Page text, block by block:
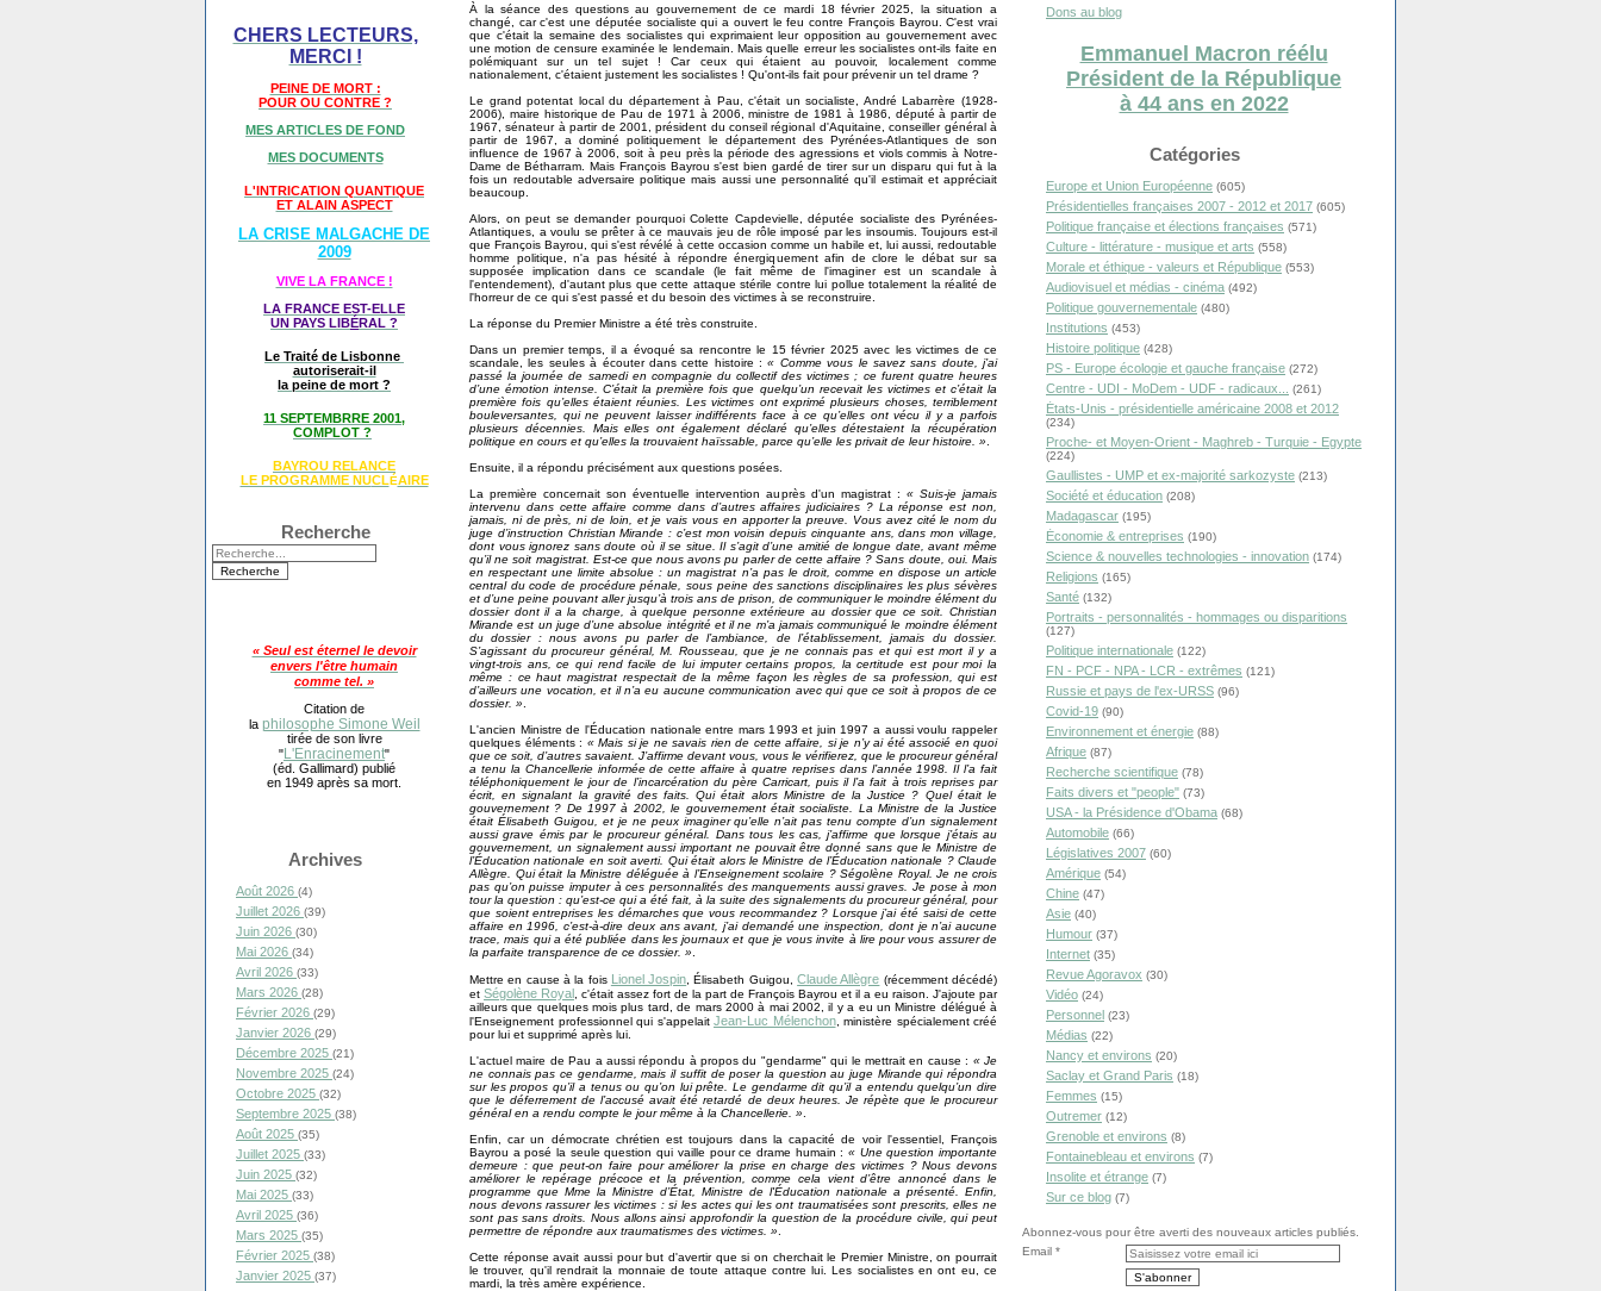
CHERS LECTEURS,
MERCI !
PEINE DE MORT :
POUR OU CONTRE ?
MES ARTICLES DE FOND
MES DOCUMENTS
L'INTRICATION QUANTIQUE
ET ALAIN ASPECT
LA CRISE MALGACHE DE
2009
VIVE LA FRANCE !
LA FRANCE EST-ELLE
UN PAYS LIBÉRAL ?
Le Traité de Lisbonne
autoriserait-il
la peine de mort ?
11 SEPTEMBRRE 2001,
COMPLOT ?
BAYROU RELANCE
LE PROGRAMME NUCLÉAIRE
Recherche
« Seul est éternel le devoir
envers l'être humain
comme tel. »
Citation de
la philosophe Simone Weil
tirée de son livre
"L'Enracinement"
(éd. Gallimard) publié
en 1949 après sa mort.
Archives
Août 2026 (4)
Juillet 2026 (39)
Juin 2026 (30)
Mai 2026 (34)
Avril 2026 (33)
Mars 2026 (28)
Février 2026 (29)
Janvier 2026 (29)
Décembre 2025 (21)
Novembre 2025 (24)
Octobre 2025 (32)
Septembre 2025 (38)
Août 2025 (35)
Juillet 2025 (33)
Juin 2025 (32)
Mai 2025 (33)
Avril 2025 (36)
Mars 2025 (35)
Février 2025 (38)
Janvier 2025 (37)
À la séance des questions au gouvernement de ce mardi 18 février 2025, la situation a
changé, car c'est une députée socialiste qui a ouvert le feu contre François Bayrou. C'est vrai
que c'était la semaine des socialistes qui exprimaient leur opposition au gouvernement avec
une motion de censure examinée le lendemain. Mais quelle erreur les socialistes ont-ils faite en
polémiquant sur un tel sujet ! Car ceux qui étaient au pouvoir, localement comme
nationalement, c'étaient justement les socialistes ! Qu'ont-ils fait pour prévenir un tel drame ?
Le grand potentat local du département à Pau, c'était un socialiste, André Labarrère (1928-
2006), maire historique de Pau de 1971 à 2006, ministre de 1981 à 1986, député à partir de
1967, sénateur à partir de 2001, président du conseil régional d'Aquitaine, conseiller général à
partir de 1967, a dominé politiquement le département des Pyrénées-Atlantiques de son
influence de 1967 à 2006, soit à peu près la période des agressions et viols commis à Notre-
Dame de Bétharram. Mais François Bayrou s'est bien gardé de tirer sur un disparu qui fut à la
fois un redoutable adversaire politique mais aussi une personnalité qu'il estimait et appréciait
beaucoup.
Alors, on peut se demander pourquoi Colette Capdevielle, députée socialiste des Pyrénées-
Atlantiques, a voulu se prêter à ce mauvais jeu de rôle imposé par les insoumis. Toujours est-il
que François Bayrou, qui s'est révélé à cette occasion comme un habile et, lui aussi, redoutable
homme politique, n'a pas hésité à répondre énergiquement afin de clore le débat sur sa
supposée implication dans ce scandale (le fait même de l'imaginer est un scandale à
l'entendement), d'autant plus que cette attaque stérile contre lui pollue totalement la réalité de
l'horreur de ce qui s'est passé et du besoin des victimes à se reconstruire.
La réponse du Premier Ministre a été très construite.
Dans un premier temps, il a évoqué sa rencontre le 15 février 2025 avec les victimes de ce
scandale, les seules à écouter dans cette histoire :« Comme vous le savez sans doute, j’ai
passé la journée de samedi en compagnie du collectif des victimes ; ce furent quatre heures
d’une émotion intense. C’était la première fois que quelqu’un recevait les victimes et c’était la
première fois qu’elles étaient réunies. Les victimes ont exprimé plusieurs choses, terriblement
bouleversantes, qui ne peuvent laisser indifférents face à ce qu’elles ont vécu il y a parfois
plusieurs décennies. Mais elles ont également déclaré qu’elles détestaient la récupération
politique en cours et qu’elles la trouvaient haïssable, parce qu’elle les privait de leur histoire. »
Ensuite, il a répondu précisément aux questions posées.
La première concernait son éventuelle intervention auprès d'un magistrat : « Suis-je jamais
intervenu dans cette affaire comme dans d’autres affaires judiciaires ? La réponse est non,
jamais, ni de près, ni de loin, et je vais vous en apporter la preuve. Vous avez cité le nom du
juge d’instruction Christian Mirande : c’est mon voisin depuis cinquante ans, dans mon village,
dont vous ignorez sans doute où il se situe. Il s’agit d’une amitié de longue date, avant même
qu’il ne soit magistrat. Est-ce que nous avons pu parler de cette affaire ? Sans doute, oui. Mais
en respectant une limite absolue : un magistrat n’a pas le droit, comme en dispose un article
central du code de procédure pénale, sous peine des sanctions disciplinaires les plus sévères
et d’une peine pouvant aller jusqu’à trois ans de prison, de communiquer le moindre élément du
dossier dont il a la charge, à quelque personne extérieure au dossier que ce soit. Christian
Mirande est un juge d’une absolue intégrité et il ne m’a jamais communiqué le moindre élément
du dossier : nous avons pu parler de l’ambiance, de l’établissement, jamais du dossier.
S’agissant du procureur général, M. Rousseau, que je ne connais pas et qui est mort il y a
vingt-trois ans, ce qui rend facile de lui imputer certains propos, la certitude est pour moi la
même : ce haut magistrat respectait de la même façon les règles de sa profession, qui est
d’ailleurs une vocation, et il n’a eu aucune communication avec qui que ce soit à propos de ce
dossier. »
L'ancien Ministre de l'Éducation nationale entre mars 1993 et juin 1997 a aussi voulu rappeler
quelques éléments : « Mais si je ne savais rien de cette affaire, si je n’y ai été associé en quoi
que ce soit, d’autres savaient. J’affirme devant vous, vous le vérifierez, que le procureur général
a tenu la Chancellerie informée de cette affaire à quatre reprises dans l’année 1998. Il l’a fait
téléphoniquement le jour de l’incarcération du père Carricart, puis il l’a fait à trois reprises par
écrit, en signalant la gravité des faits. Qui était alors Ministre de la Justice ? Quel était le
gouvernement ? De 1997 à 2002, le gouvernement était socialiste. La Ministre de la Justice
était Élisabeth Guigou, et je ne peux imaginer qu’elle n’ait pas tenu compte d’un signalement
aussi grave émis par le procureur général. Dans tous les cas, j’affirme que lorsque j’étais au
gouvernement, un signalement aussi important ne pouvait être donné sans que le Ministre de
l’Éducation nationale en soit averti. Qui était alors le Ministre de l’Éducation nationale ? Claude
Allègre. Qui était la Ministre déléguée à l’Enseignement scolaire ? Ségolène Royal. Je ne crois
pas qu’on puisse imputer à ces personnalités des manquements aussi graves. Je pose à mon
tour la question : qu’est-ce qui a été fait, à la suite des signalements du procureur général, pour
que soient entreprises les démarches que vous recommandez ? Lorsque j’ai été saisi de cette
affaire en 1996, c’est-à-dire deux ans avant, j’ai demandé une inspection, dont je n’ai aucune
trace, mais qui a été publiée dans les journaux et que je vous invite à lire pour vous assurer de
la parfaite transparence de ce dossier. »
Mettre en cause à la fois Lionel Jospin , Élisabeth Guigou,Claude Allègre (récemment décédé)
et Ségolène Royal , c'était assez fort de la part de François Bayrou et il a eu raison. J'ajoute par
ailleurs que quelques mois plus tard, de mars 2000 à mai 2002, il y a eu un Ministre délégué à
l'Enseignement professionnel qui s'appelait Jean-Luc Mélenchon, ministère spécialement créé
pour lui et supprimé après lui.
L'actuel maire de Pau a aussi répondu à propos du "gendarme" qui le mettrait en cause : « Je
ne connais pas ce gendarme, mais il suffit de poser la question au juge Mirande qui répondra
sur les propos qu’il a tenus ou qu’on lui prête. Le gendarme dit qu’il a entendu quelqu’un dire
que le déferrement de l’accusé avait été retardé de deux heures. Je répète que le procureur
général en a rendu compte le jour même à la Chancellerie. »
Enfin, car un démocrate chrétien est toujours dans la capacité de voir l'essentiel, François
Bayrou a posé la seule question qui vaille pour ce drame humain : « Une question importante
demeure : que peut-on faire pour améliorer la prise en charge des victimes ? Nous devons
améliorer le repérage précoce et la prévention, comme cela vient d’être annoncé dans le
programme que Mme la Ministre d’État, Ministre de l'Éducation nationale a présenté. Enfin,
nous devons rassurer les victimes : si les actes qui les ont traumatisées sont prescrits, elles ne
sont pas sans droits. Nous allons ainsi approfondir la question de la procédure civile, qui peut
permettre de répondre aux traumatismes des victimes. »
Cette réponse avait aussi pour but d'avertir que si on cherchait le Premier Ministre, on pourrait
le trouver, qu'il rendrait la monnaie de toute attaque contre lui. Les socialistes en ont eu, ce
mardi, la très amère expérience.
Dons au blog
Emmanuel Macron réélu
Président de la République
à 44 ans en 2022
Catégories
Europe et Union Européenne (605)
Présidentielles françaises 2007 - 2012 et 2017 (605)
Politique française et élections françaises (571)
Culture - littérature - musique et arts (558)
Morale et éthique - valeurs et République (553)
Audiovisuel et médias - cinéma (492)
Politique gouvernementale (480)
Institutions (453)
Histoire politique (428)
PS - Europe écologie et gauche française (272)
Centre - UDI - MoDem - UDF - radicaux... (261)
États-Unis - présidentielle américaine 2008 et 2012
(234)
Proche- et Moyen-Orient - Maghreb - Turquie - Egypte
(224)
Gaullistes - UMP et ex-majorité sarkozyste (213)
Société et éducation (208)
Madagascar (195)
Économie & entreprises (190)
Science & nouvelles technologies - innovation (174)
Religions (165)
Santé (132)
Portraits - personnalités - hommages ou disparitions
(127)
Politique internationale (122)
FN - PCF - NPA - LCR - extrêmes (121)
Russie et pays de l'ex-URSS (96)
Covid-19 (90)
Environnement et énergie (88)
Afrique (87)
Recherche scientifique (78)
Faits divers et "people" (73)
USA - la Présidence d'Obama (68)
Automobile (66)
Législatives 2007 (60)
Amérique (54)
Chine (47)
Asie (40)
Humour (37)
Internet (35)
Revue Agoravox (30)
Vidéo (24)
Personnel (23)
Médias (22)
Nancy et environs (20)
Saclay et Grand Paris (18)
Femmes (15)
Outremer (12)
Grenoble et environs (8)
Fontainebleau et environs (7)
Insolite et étrange (7)
Sur ce blog (7)
Abonnez-vous pour être averti des nouveaux articles publiés.
Email